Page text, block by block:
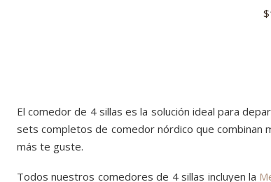
El comedor de 4 sillas es la solución ideal para
sets completos de comedor nórdico que combinan
más te guste.
Todos nuestros comedores de 4 sillas incluyen la